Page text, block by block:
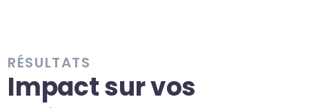
RÉSULTATS
Impact sur vos